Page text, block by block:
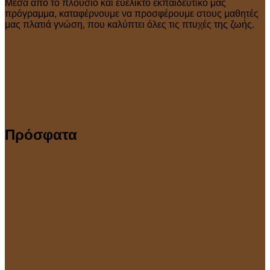
Μέσα από το πλούσιο και ευέλικτο εκπαιδευτικό μας
πρόγραμμα, καταφέρνουμε να προσφέρουμε στους μαθητές
μας πλατιά γνώση, που καλύπτει όλες τις πτυχές της ζωής.
Πρόσφατα